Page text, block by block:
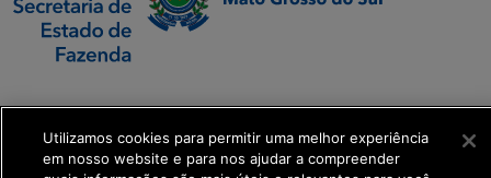
Executiva de
Transformação Digital
Utilizamos cookies para permitir uma melhor experiência
em nosso website e para nos ajudar a compreender